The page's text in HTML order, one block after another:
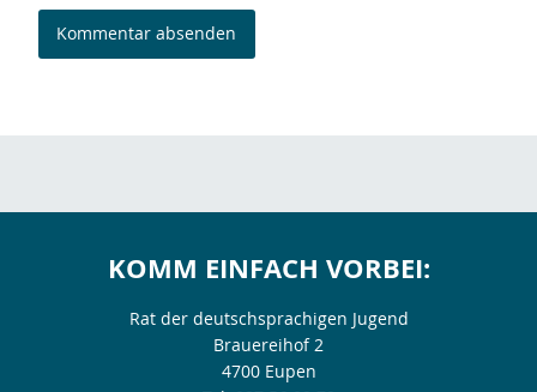
KOMM EINFACH VORBEI:
Rat der deutschsprachigen Jugend
Brauereihof 2
4700 Eupen